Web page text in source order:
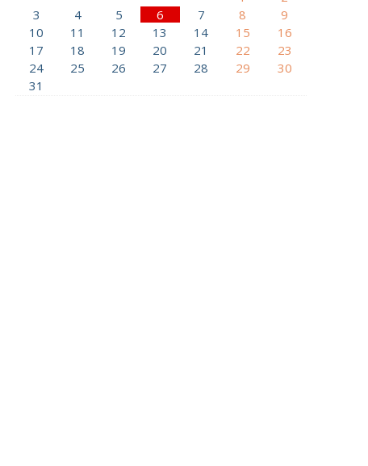
3
4 5 6 7 8
9
10
11 12 13 14 15
16
17
18 19 20 21 22
23
24
25 26 27 28 29
30
31